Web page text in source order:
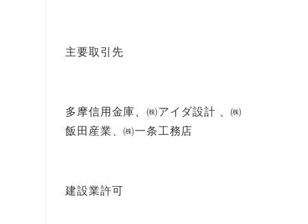
主要取引先
多摩信用金庫、㈱アイダ設計 、㈱
飯田産業、㈱一条工務店
建設業許可